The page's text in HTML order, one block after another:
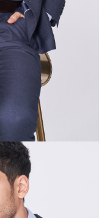
disediakan oleh NP
pengguna. AFTEE
(termasuk nama
alamat penerima) untuk
Pengumpulan
yang lulus
tidak membuat
lewat sebanyak
umur dikehendaki
penjaga yang sah
dan
bersetuju dengan data